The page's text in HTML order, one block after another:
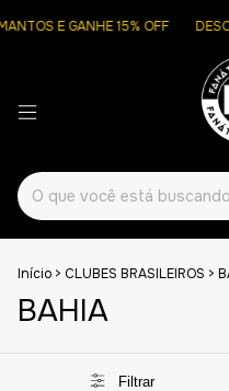
E GANHE 15% OFF
Início > CLUBES BRASILEIROS >
BAHIA
Filtrar